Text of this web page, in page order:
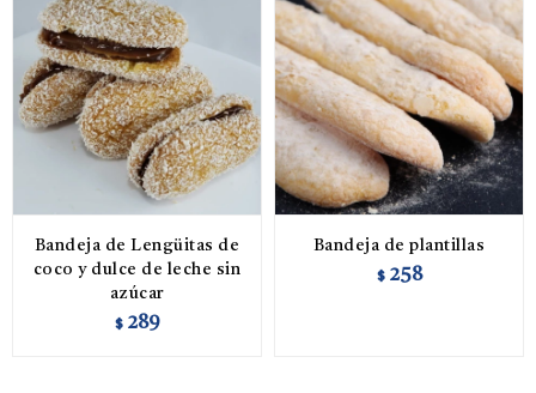
Bandeja de Lengüitas de
coco y dulce de leche sin
azúcar
$ 289
Bandeja de plantillas
$ 258